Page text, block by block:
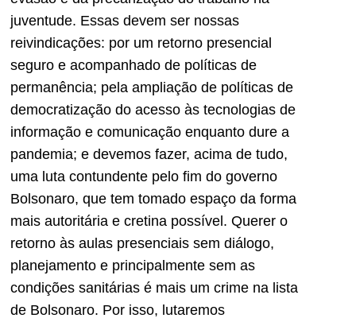
juventude. Essas devem ser nossas
reivindicações: por um retorno presencial
seguro e acompanhado de políticas de
permanência; pela ampliação de políticas de
democratização do acesso às tecnologias de
informação e comunicação enquanto dure a
pandemia; e devemos fazer, acima de tudo,
uma luta contundente pelo fim do governo
Bolsonaro, que tem tomado espaço da forma
mais autoritária e cretina possível. Querer o
retorno às aulas presenciais sem diálogo,
planejamento e principalmente sem as
condições sanitárias é mais um crime na lista
de Bolsonaro. Por isso, lutaremos